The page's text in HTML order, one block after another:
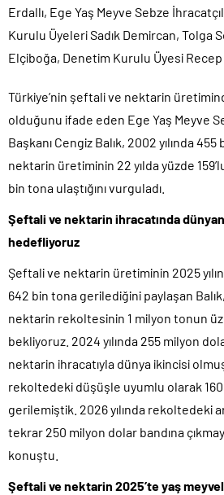
Erdallı, Ege Yaş Meyve Sebze
Kurulu Üyeleri Sadık Demircan, Tolga
Elçiboğa, Denetim Kurulu Üyesi Recep
Türkiye’nin şeftali ve nektarin
olduğunu ifade eden Ege Yaş Meyve
Başkanı Cengiz Balık, 2002 yılında
nektarin üretiminin 22 yılda yüzde
bin tona ulaştığını vurguladı.
Şeftali ve nektarin ihracatında
hedefliyoruz
Şeftali ve nektarin üretiminin 2025
642 bin tona gerilediğini paylaşan
nektarin rekoltesinin 1 milyon tonun
bekliyoruz. 2024 yılında 255 milyon
nektarin ihracatıyla dünya ikincisi
rekoltedeki düşüşle uyumlu olarak
gerilemiştik. 2026 yılında rekoltedeki
tekrar 250 milyon dolar bandına
konuştu.
Şeftali ve nektarin 2025’te yaş